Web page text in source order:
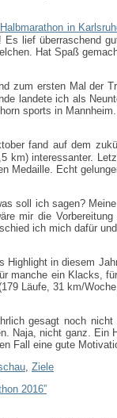
Halbmarathon in
lief überraschend
Hat Spaß
zum ersten Mal der
landete ich als
sports in Mannheim.
fand auf dem
km) interessanter.
Medaille. Echt
soll ich sagen?
mir die
ich mich dafür
Highlight in diesem
manche ein Klacks,
Läufe, 31 km/
gesagt noch
Naja, nicht ganz. Ein
Fall eine gute
Ziele
2016”